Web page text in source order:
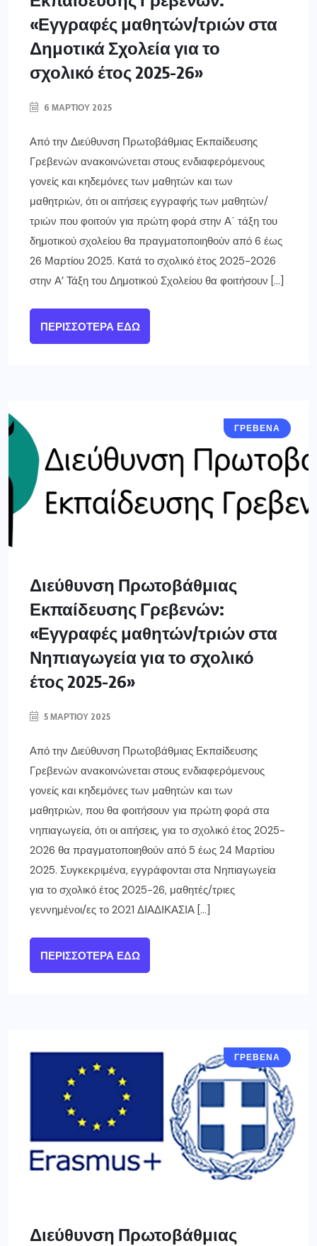
«Εγγραφές μαθητών/τριών στα
Δημοτικά Σχολεία για το
σχολικό έτος 2025-26»
6 ΜΑΡΤΊΟΥ 2025
Από την Διεύθυνση Πρωτοβάθμιας Εκπαίδευσης
Γρεβενών ανακοινώνεται στους ενδιαφερόμενους
γονείς και κηδεμόνες των μαθητών και των
μαθητριών, ότι οι αιτήσεις εγγραφής των μαθητών/
τριών που φοιτούν για πρώτη φορά στην Α΄ τάξη του
δημοτικού σχολείου θα πραγματοποιηθούν από 6 έως
26 Μαρτίου 2025. Κατά το σχολικό έτος 2025-2026
στην Α’ Τάξη του Δημοτικού Σχολείου θα φοιτήσουν […]
ΠΕΡΙΣΣΌΤΕΡΑ ΕΔΏ
ΓΡΕΒΕΝΑ
Διεύθυνση Πρωτοβάθμιας
Εκπαίδευσης Γρεβενών:
«Εγγραφές μαθητών/τριών στα
Νηπιαγωγεία για το σχολικό
έτος 2025-26»
5 ΜΑΡΤΊΟΥ 2025
Από την Διεύθυνση Πρωτοβάθμιας Εκπαίδευσης
Γρεβενών ανακοινώνεται στους ενδιαφερόμενους
γονείς και κηδεμόνες των μαθητών και των
μαθητριών, που θα φοιτήσουν για πρώτη φορά στα
νηπιαγωγεία, ότι οι αιτήσεις, για το σχολικό έτος 2025-
2026 θα πραγματοποιηθούν από 5 έως 24 Μαρτίου
2025. Συγκεκριμένα, εγγράφονται στα Νηπιαγωγεία
για το σχολικό έτος 2025-26, μαθητές/τριες
γεννημένοι/ες το 2021 ΔΙΑΔΙΚΑΣΙΑ […]
ΠΕΡΙΣΣΌΤΕΡΑ ΕΔΏ
ΓΡΕΒΕΝΑ
Διεύθυνση Πρωτοβάθμιας